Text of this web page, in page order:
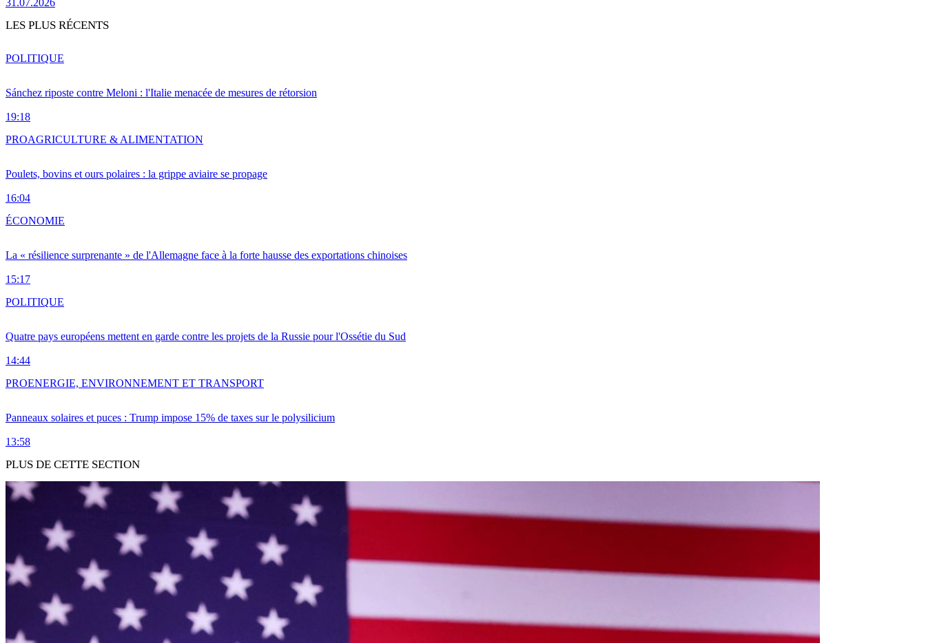
LES PLUS RÉCENTS
Sánchez riposte contre Meloni : l'Italie menacée de mesures de rétorsion
19:18
POLITIQUE
Poulets, bovins et ours polaires : la grippe aviaire se propage
16:04
PROAGRICULTURE & ALIMENTATION
La « résilience surprenante » de l'Allemagne face à la forte hausse des exportations chinoises
15:17
ÉCONOMIE
Quatre pays européens mettent en garde contre les projets de la Russie pour l'Ossétie du Sud
14:44
POLITIQUE
Panneaux solaires et puces : Trump impose 15% de taxes sur le polysilicium
13:58
PROENERGIE, ENVIRONNEMENT ET TRANSPORT
PLUS DE CETTE SECTION